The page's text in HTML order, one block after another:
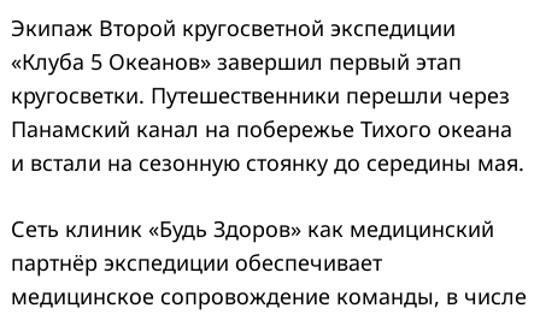
Экипаж Второй кругосветной экспедиции
«Клуба 5 Океанов» завершил первый этап
кругосветки. Путешественники перешли через
Панамский канал на побережье Тихого океана
и встали на сезонную стоянку до середины мая.
Сеть клиник «Будь Здоров» как медицинский
партнёр экспедиции обеспечивает
медицинское сопровождение команды, в числе